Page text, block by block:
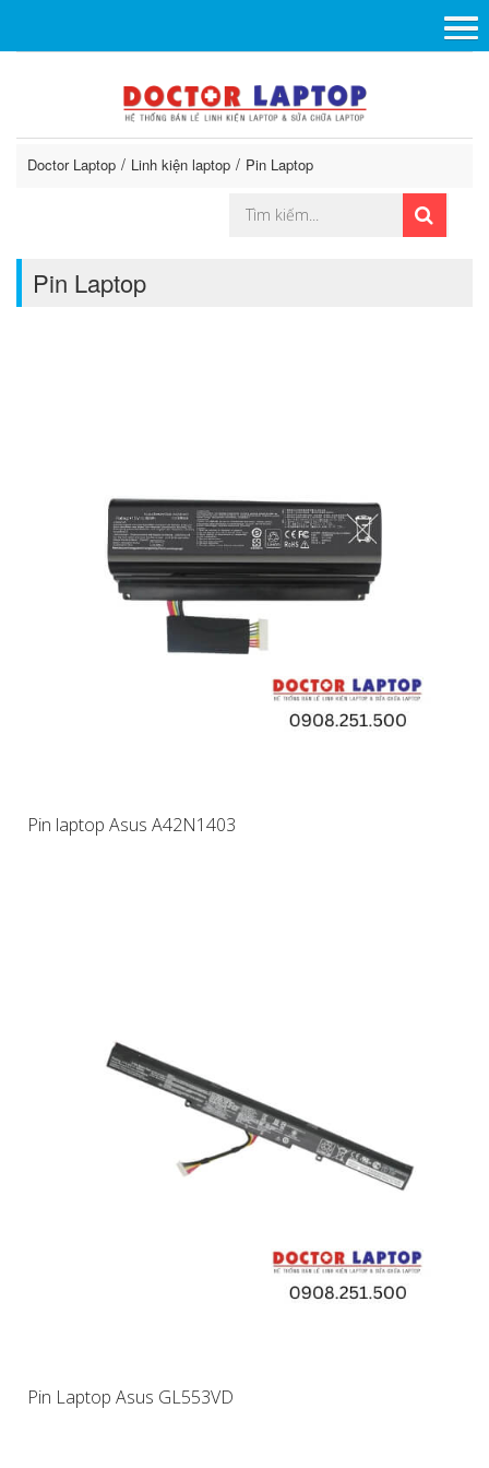
Doctor Laptop Linh kiện laptop Pin Laptop
Pin Laptop
Pin laptop Asus A42N1403
Pin Laptop Asus GL553VD